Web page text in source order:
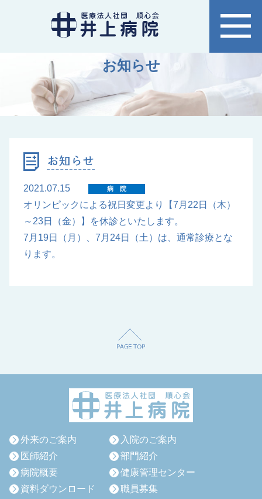
お知らせ
2021.07.15 病院
オリンピックによる祝日変更より【7月22日（木）
～23日（金）】を休診といたします。
7月19日（月）、7月24日（土）は、通常診療とな
ります。
外来のご案内
入院のご案内
医師紹介
部門紹介
病院概要
健康管理センター
資料ダウンロード
職員募集